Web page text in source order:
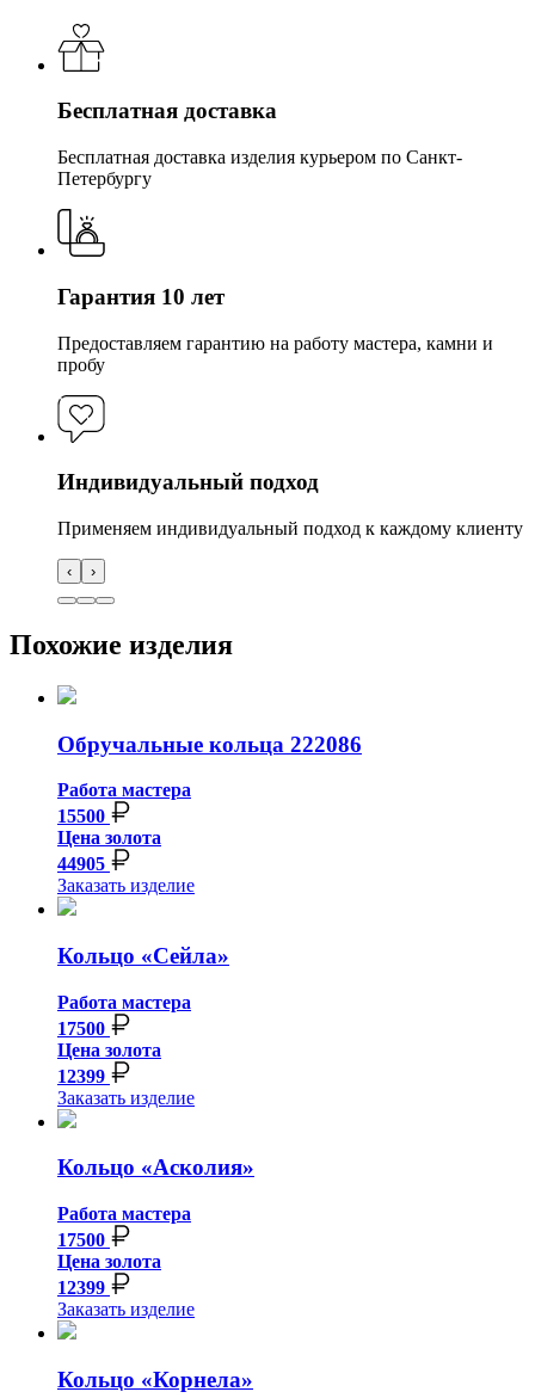
Бесплатная доставка
Бесплатная доставка изделия курьером по Санкт-
Петербургу
Гарантия 10 лет
Предоставляем гарантию на работу мастера, камни и
пробу
Индивидуальный подход
Применяем индивидуальный подход к каждому клиенту
‹ ›
Похожие изделия
Обручальные кольца 222086
Работа мастера
15500
Цена золота
44905
Заказать изделие
Кольцо «Сейла»
Работа мастера
17500
Цена золота
12399
Заказать изделие
Кольцо «Асколия»
Работа мастера
17500
Цена золота
12399
Заказать изделие
Кольцо «Корнела»